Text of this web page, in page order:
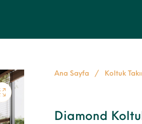
Ana Sayfa / Koltuk
Diamond